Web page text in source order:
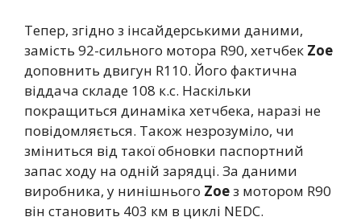
Тепер, згідно з інсайдерськими даними,
замість 92-сильного мотора R90, хетчбек Zoe
доповнить двигун R110. Його фактична
віддача складе 108 к.с. Наскільки
покращиться динаміка хетчбека, наразі не
повідомляється. Також незрозуміло, чи
зміниться від такої обновки паспортний
запас ходу на одній зарядці. За даними
виробника, у нинішнього Zoeз мотором R90
він становить 403 км в циклі NEDC.